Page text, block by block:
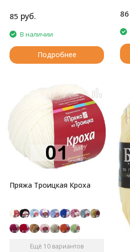
85 руб.
В наличии
Подробнее
86
Пряжа Троицкая Кроха
Ещё 10 вариантов